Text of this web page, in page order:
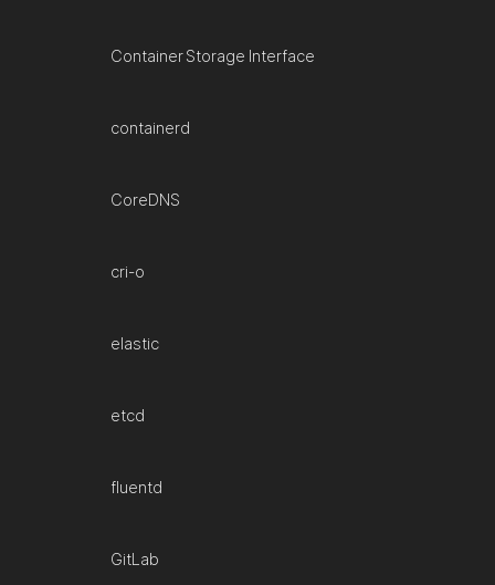
Container Storage Interface
containerd
CoreDNS
cri-o
elastic
etcd
fluentd
GitLab